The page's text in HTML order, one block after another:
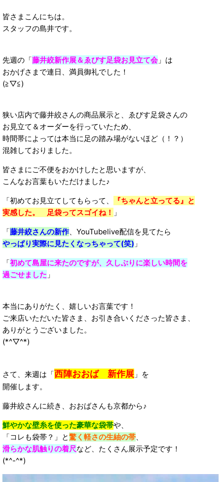
皆さまこんにちは。
スタッフの島井です。
先週の「藤井絞新作展＆ゑびす足袋お見立て会」は
おかげさまで連日、満員御礼でした！
(≧▽≦)
狭い店内で藤井絞さんの商品展示と、ゑびす足袋さんの
お見立て＆オーダーを行っていたため、
時間帯によっては本当に足の踏み場がないほど（！？）
混雑しておりました。
皆さまにご不便をおかけしたと思いますが、
こんなお言葉もいただけました♪
「初めてお見立てしてもらって、
『ちゃんと立ってる』と
実感した。 足袋ってスゴイね！ 」
「藤井絞さんの新作、YouTubelive配信を見てたら
やっぱり実際に見たくなっちゃって(笑) 」
「初めて島屋に来たのですが、久しぶりに楽しい時間を
過ごせました 」
本当にありがたく、嬉しいお言葉です！
ご来店いただいた皆さま、お引き合いくださった皆さま、
ありがとうございました。
(*^▽^*)
さて、来週は「西陣おおば 新作展 」を
開催します。
藤井絞さんに続き、おおばさんも京都から♪
鮮やかな壁糸を使った豪華な袋帯や、
「コレも袋帯？」と驚く軽さの生紬の帯、
滑らかな肌触りの着尺など、たくさん展示予定です！
(*^-^*)